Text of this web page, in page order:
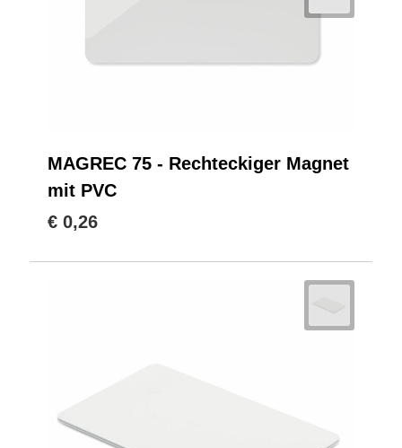
MAGREC 75 - Rechteckiger Magnet
mit PVC
€ 0,26